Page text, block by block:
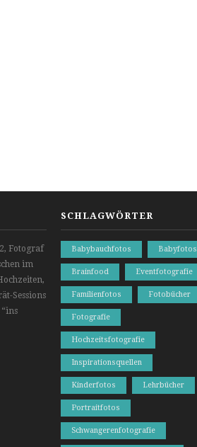
Fotograf
im
Sessions
“ins
SCHLAGWÖRTER
Babybauchfotos Babyfotos
Brainfood Eventfotografie
Familienfotos Fotobücher
Fotografie
Hochzeitsfotografie
Inspirationsquellen
Kinderfotos Lehrbücher
Portraitfotos
Schwangerenfotografie